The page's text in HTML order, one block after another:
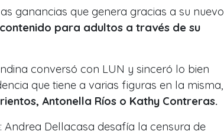
ganancias que genera gracias a su nuevo
para adultos a través de su
conversó con LUN y sinceró lo bien
que tiene a varias figuras en la misma,
Antonella Ríos o Kathy Contreras.
Andrea Dellacasa desafía la censura de